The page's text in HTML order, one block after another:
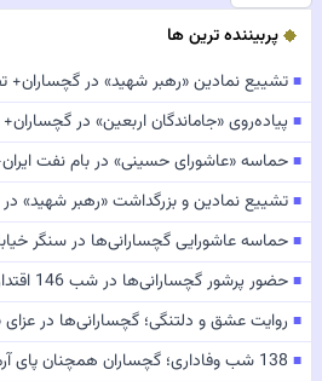
پربیننده ترین ها
■ تشییع نمادین «رهبر شهید» در گچساران+
■ پیاده‌روی «جاماندگان اربعین» در
■ حماسه «عاشورای حسینی» در بام نفت
■ تشییع نمادین و بزرگداشت «رهبر شهید»
■ حماسه عاشورایی گچسارانی‌ها در سنگر
■ حضور پرشور گچسارانی‌ها در شب 146 اقتدار+ تصاویر
■ روایت عشق و دلتنگی؛ گچسارانی‌ها در
■ 138 شب وفاداری؛ گچساران همچنان پای آرمان‌ها+ تصاویر